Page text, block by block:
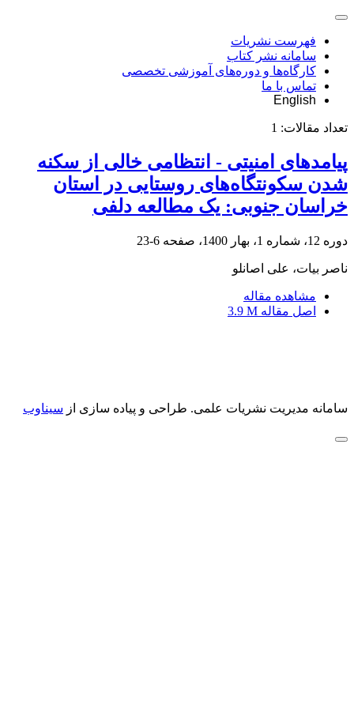
فهرست نشریات
سامانه نشر کتاب
کارگاه‌ها و دوره‌های آموزشی تخصصی
تماس با ما
English
تعداد مقالات: 1
پیامدهای امنیتی - انتظامی خالی از سکنه
شدن سکونتگاه‌های روستایی در استان
خراسان جنوبی: یک مطالعه دلفی
دوره 12، شماره 1، بهار 1400، صفحه 6-23
ناصر بیات، علی اصانلو
مشاهده مقاله
اصل مقاله 3.9 M
سامانه مدیریت نشریات علمی. طراحی و پیاده سازی از سیناوب